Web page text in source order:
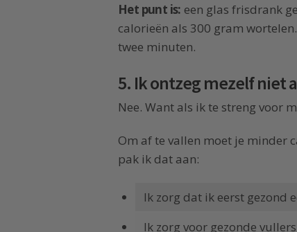
Het punt is: een glas frisdrank
calorieën als 300 gram
twee minuten.
5. Ik ontzeg mezelf niet
Nee. Want als ik te streng voor
Om af te vallen moet je minder
pak ik dat aan:
Ik zorg dat ik eerst gezond
Ik zorg voor gezonde